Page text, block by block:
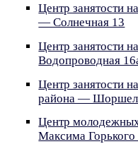
Центр занятости
— Солнечная 13
Центр занятости
Водопроводная
Центр занятости
района —
Центр
Максима Горького